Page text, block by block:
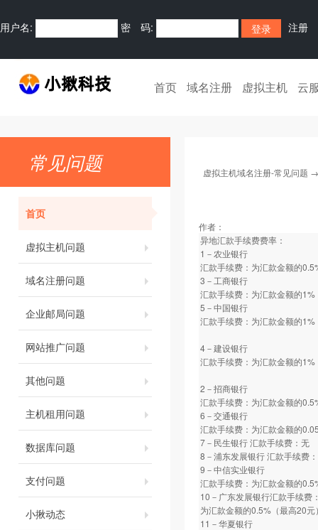
用户名: 密 码: 注册
首页 域名注册 虚拟主机 云
常见问题
首页
虚拟主机问题
域名注册问题
企业邮局问题
网站推广问题
其他问题
主机租用问题
数据库问题
支付问题
小揪动态
虚拟主机域名注册-常见问题
作者：
异地汇款手续费费率：
1－农业银行
汇款手续费：为汇款金额的
3－工商银行
汇款手续费：为汇款金额的
5－中国银行
汇款手续费：为汇款金额的
4－建设银行
汇款手续费：为汇款金额的
2－招商银行
汇款手续费：为汇款金额的
6－交通银行
汇款手续费：为汇款金额的
7－民生银行 汇款手续费：无
8－浦东发展银行 汇款手续费
9－中信实业银行
汇款手续费：为汇款金额的
10－广东发展银行汇款手续费
为汇款金额的0.5%（最高20元
11－华夏银行